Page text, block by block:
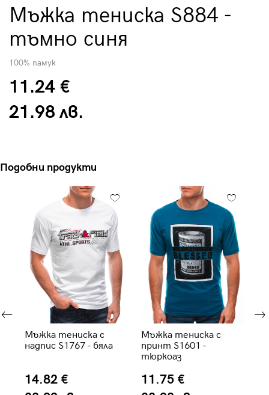
Мъжка тениска S884 -
тъмно синя
100% памук
11.24 €
21.98 лв.
Подобни продукти
Мъжка тениска с
надпис S1767 - бяла
14.82 €
Мъжка тениска с
принт S1601 -
тюркоаз
11.75 €